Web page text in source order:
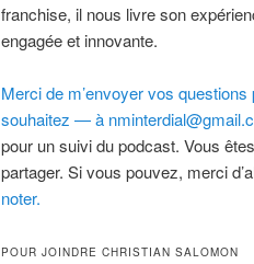
franchise, il nous livre son
engagée et innovante.
Merci de m’envoyer vos
souhaitez — à
pour un suivi du podcast. Vous
partager. Si vous pouvez, merci
noter.
POUR JOINDRE CHRISTIAN SALOMON